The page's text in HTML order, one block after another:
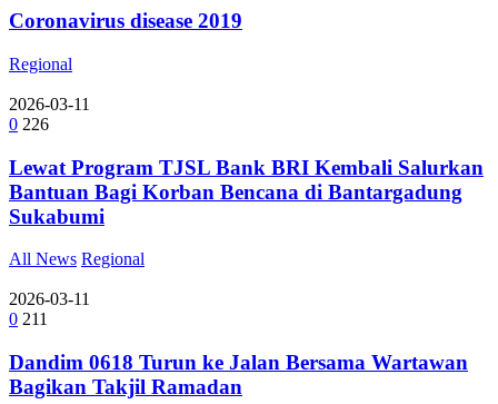
Coronavirus disease 2019
Regional
2026-03-11
0 226
Lewat Program TJSL Bank BRI Kembali Salurkan
Bantuan Bagi Korban Bencana di Bantargadung
Sukabumi
All News Regional
2026-03-11
0 211
Dandim 0618 Turun ke Jalan Bersama Wartawan
Bagikan Takjil Ramadan